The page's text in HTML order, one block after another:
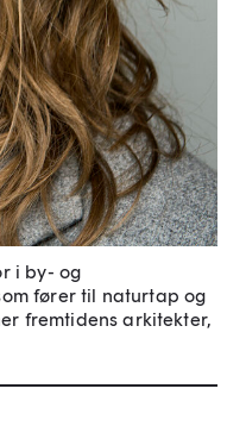
i by- og
fører til naturtap og
fremtidens arkitekter,